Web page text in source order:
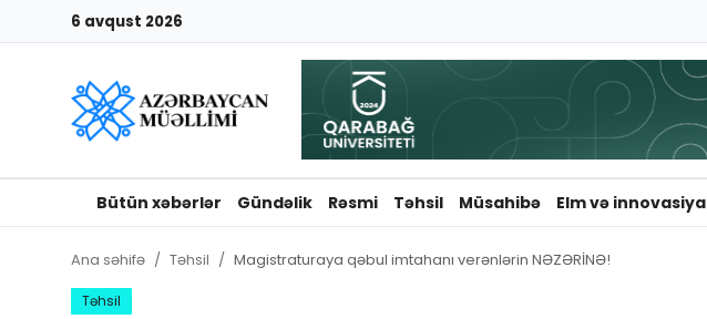
6 avqust 2026
Bütün xəbərlər Gündəlik Rəsmi Təhsil Müsahibə Elm və innovasiya
Giriş
Qeydiyyat
Qəzetə elan ver
Haqqımızda
Ana səhifə Təhsil Magistraturaya qəbul imtahanı verənlərin NƏZƏRİNƏ!
Təhsil